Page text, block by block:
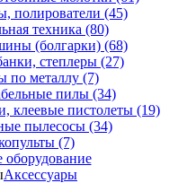
(45)
техника (80)
(болгарки) (68)
степлеры (27)
металлу (7)
пилы (34)
клеевые пистолеты (19)
пылесосы (34)
(7)
оборудование
Аксессуары